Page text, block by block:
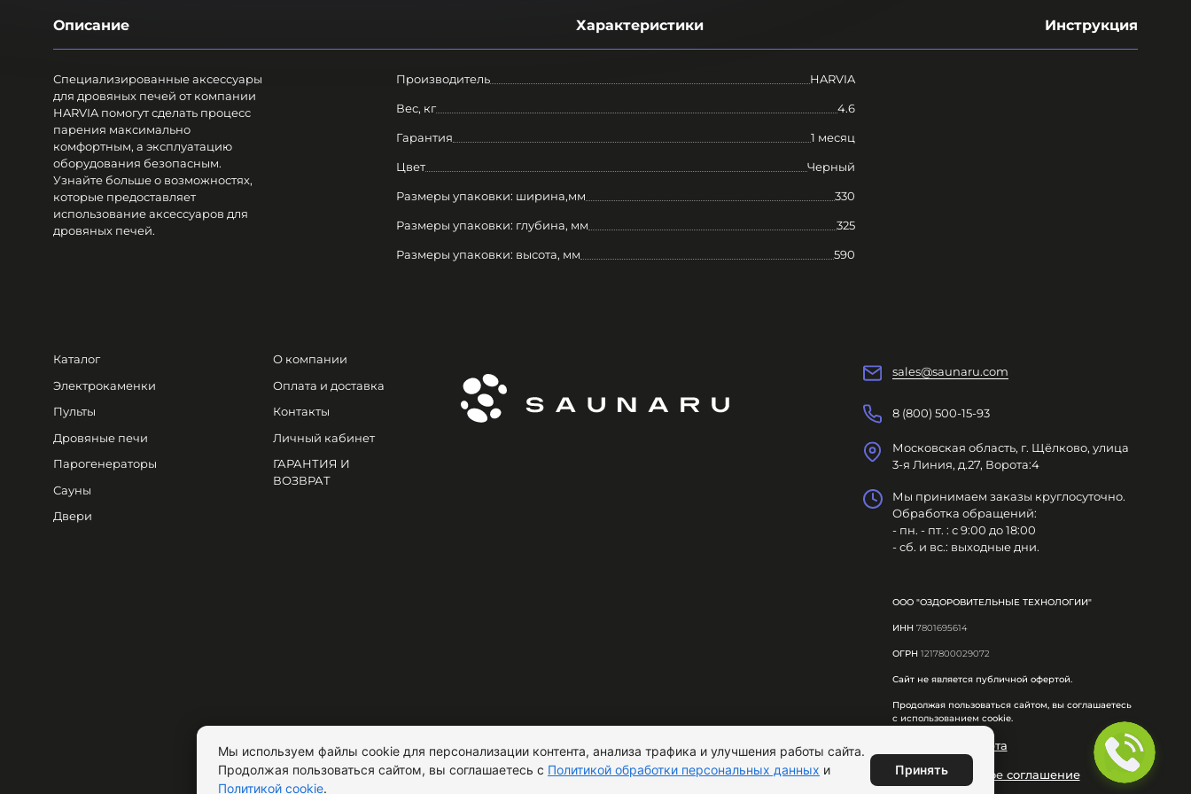
Описание Характеристики Инструкция
Специализированные аксессуары
для дровяных печей от компании
HARVIA помогут сделать процесс
парения максимально
комфортным, а эксплуатацию
оборудования безопасным.
Узнайте больше о возможностях,
которые предоставляет
использование аксессуаров для
дровяных печей.
Производитель HARVIA
Вес, кг 4.6
Гарантия 1 месяц
Цвет Черный
Размеры упаковки: ширина,мм 330
Размеры упаковки: глубина, мм 325
Размеры упаковки: высота, мм 590
Каталог
Электрокаменки
Пульты
Дровяные печи
Парогенераторы
Сауны
Двери
О компании
Оплата и доставка
Контакты
Личный кабинет
ГАРАНТИЯ И
ВОЗВРАТ
sales@saunaru.com
8 (800) 500-15-93
Московская область, г. Щёлково, улица
3-я Линия, д.27, Ворота:4
Мы принимаем заказы круглосуточно.
Обработка обращений:
- пн. - пт. : с 9:00 до 18:00
- сб. и вс.: выходные дни.
ООО "ОЗДОРОВИТЕЛЬНЫЕ ТЕХНОЛОГИИ"
ИНН 7801695614
ОГРН 1217800029072
Сайт не является публичной офертой.
Продолжая пользоваться сайтом, вы соглашаетесь
с использованием cookie.
Публичная оферта
Пользовательское соглашение
Мы используем файлы cookie для персонализации контента, анализа трафика и улучшения работы сайта.
Продолжая пользоваться сайтом, вы соглашаетесь с Политикой обработки персональных данных и
Политикой cookie.
Принять